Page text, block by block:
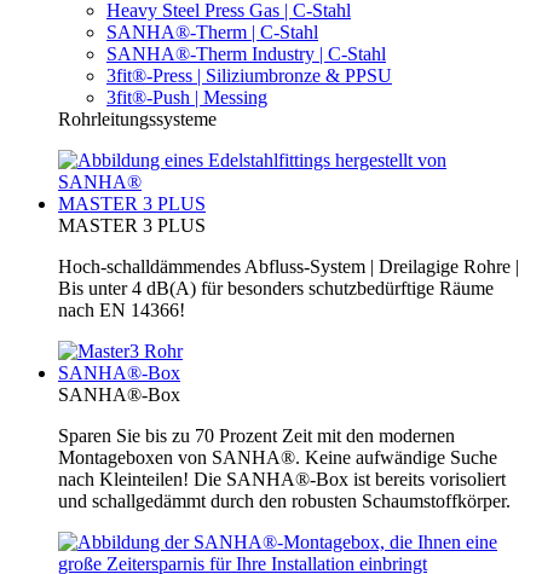
Heavy Steel Press Gas | C-Stahl
SANHA®-Therm | C-Stahl
SANHA®-Therm Industry | C-Stahl
3fit®-Press | Siliziumbronze & PPSU
3fit®-Push | Messing
Rohrleitungssysteme
MASTER 3 PLUS
MASTER 3 PLUS
Hoch-schalldämmendes Abfluss-System | Dreilagige Rohre |
Bis unter 4 dB(A) für besonders schutzbedürftige Räume
nach EN 14366!
SANHA®-Box
SANHA®-Box
Sparen Sie bis zu 70 Prozent Zeit mit den modernen
Montageboxen von SANHA®. Keine aufwändige Suche
nach Kleinteilen! Die SANHA®-Box ist bereits vorisoliert
und schallgedämmt durch den robusten Schaumstoffkörper.